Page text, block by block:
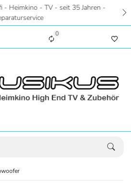
- Riesige Auswahl auf 2 Etagen -
- Eigene Parkplätze
0